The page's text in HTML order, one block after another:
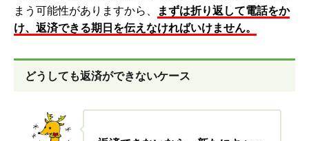
まう可能性がありますから、
まずは折り返して電話をか
け、返済できる期日を伝えなければいけません。
どうしても返済ができないケース